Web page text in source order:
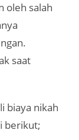
oleh salah
saat
biaya nikah
berikut;